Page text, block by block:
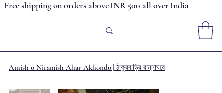
Free shipping on orders above INR 500 all over India
Amish o Niramish Ahar Akhondo | ঠাকুরবাড়ির রান্নাঘরে